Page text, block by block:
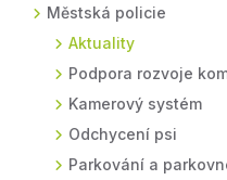
Městská policie
Aktuality
Podpora rozvoje
Kamerový systém
Odchycení psi
Parkování a